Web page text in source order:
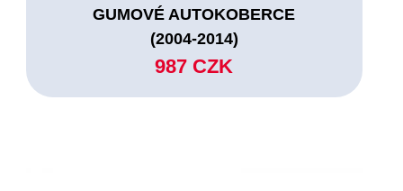
GUMOVÉ AUTOKOBERCE
(2004-2014)
987 CZK